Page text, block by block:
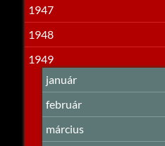
1947
1948
1949
január
február
március